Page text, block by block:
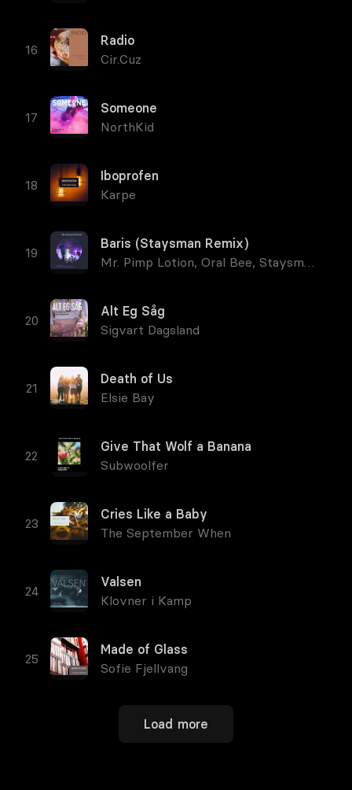
Radio
Cir.Cuz
Someone
NorthKid
Iboprofen
Karpe
Baris (Staysman Remix)
Mr. Pimp Lotion, Oral Bee, Staysman
Alt Eg Såg
Sigvart Dagsland
Death of Us
Elsie Bay
Give That Wolf a Banana
Subwoolfer
Cries Like a Baby
The September When
Valsen
Klovner i Kamp
Made of Glass
Sofie Fjellvang
Load more